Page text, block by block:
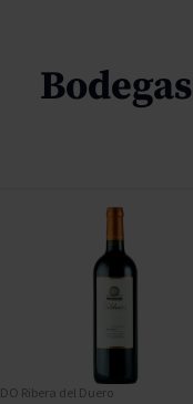
Bodegas
DO Ribera del Duero